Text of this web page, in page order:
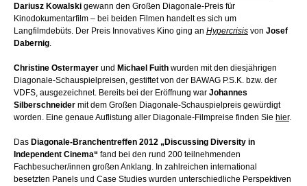
Dariusz Kowalski gewann den Großen Diagonale-Preis für
Kinodokumentarfilm – bei beiden Filmen handelt es sich um
Langfilmdebüts. Der Preis Innovatives Kino ging an Hypercrisis von Josef
Dabernig.
Christine Ostermayer und Michael Fuith wurden mit den diesjährigen
Diagonale-Schauspielpreisen, gestiftet von der BAWAG P.S.K. bzw. der
VDFS, ausgezeichnet. Bereits bei der Eröffnung war Johannes
Silberschneider mit dem Großen Diagonale-Schauspielpreis gewürdigt
worden. Eine genaue Auflistung aller Diagonale-Filmpreise finden Sie hier.
Das Diagonale-Branchentreffen 2012 „Discussing Diversity in
Independent Cinema“ fand bei den rund 200 teilnehmenden
Fachbesucher/innen großen Anklang. In zahlreichen international
besetzten Panels und Case Studies wurden unterschiedliche Perspektiven